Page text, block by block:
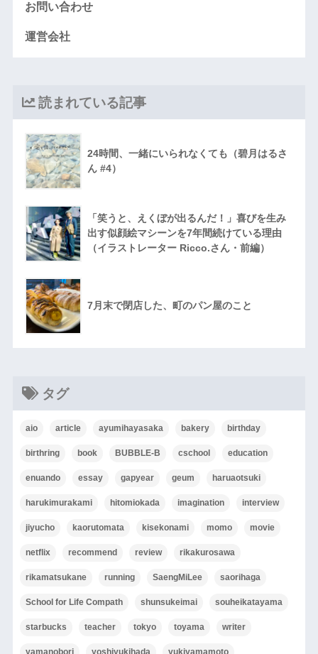
お問い合わせ
運営会社
読まれている記事
24時間、一緒にいられなくても（碧月はるさ
ん #4）
「笑うと、えくぼが出るんだ！」喜びを生み
出す似顔絵マシーンを7年間続けている理由
（イラストレーター Ricco.さん・前編）
7月末で閉店した、町のパン屋のこと
タグ
aio article ayumihayasaka bakery birthday
birthring book BUBBLE-B cschool education
enuando essay gapyear geum haruaotsuki
harukimurakami hitomiokada imagination interview
jiyucho kaorutomata kisekonami momo movie
netflix recommend review rikakurosawa
rikamatsukane running SaengMiLee saorihaga
School for Life Compath shunsukeimai souheikatayama
starbucks teacher tokyo toyama writer
yamanobori yoshiyukihada yukiyamamoto